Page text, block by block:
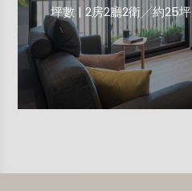
坪數 | 2房2廳2衛╱約25坪